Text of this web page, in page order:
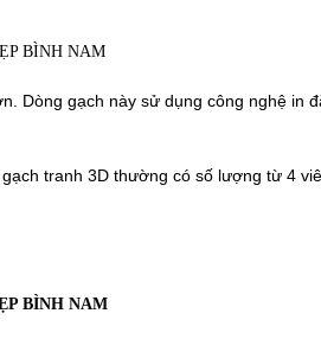
Dòng gạch này sử dụng công nghệ in
tranh 3D thường có số lượng từ 4